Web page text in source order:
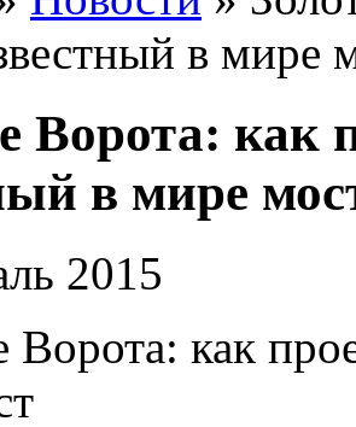
в мире
Ворота: как
в мире
2015